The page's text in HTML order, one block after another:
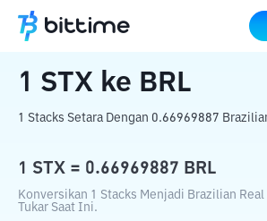
Beranda Konverter Kripto ke
1 STX ke BRL
1 Stacks Setara Dengan 0.66969887
1 STX = 0.66969887 BRL
Konversikan 1 Stacks Menjadi Brazilian Real
Tukar Saat Ini.